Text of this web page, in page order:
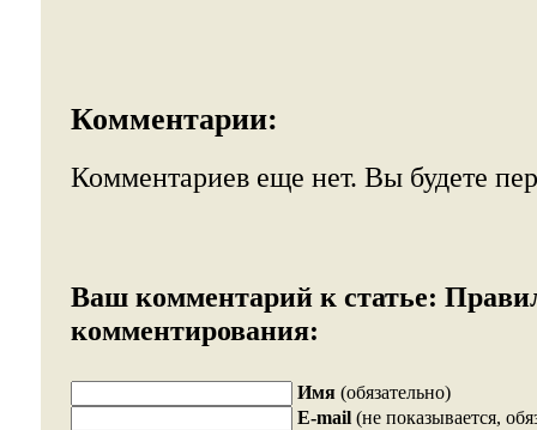
Комментарии:
Комментариев еще нет. Вы будете
Ваш комментарий к статье:
комментирования:
Имя (обязательно)
E-mail (не показывается,